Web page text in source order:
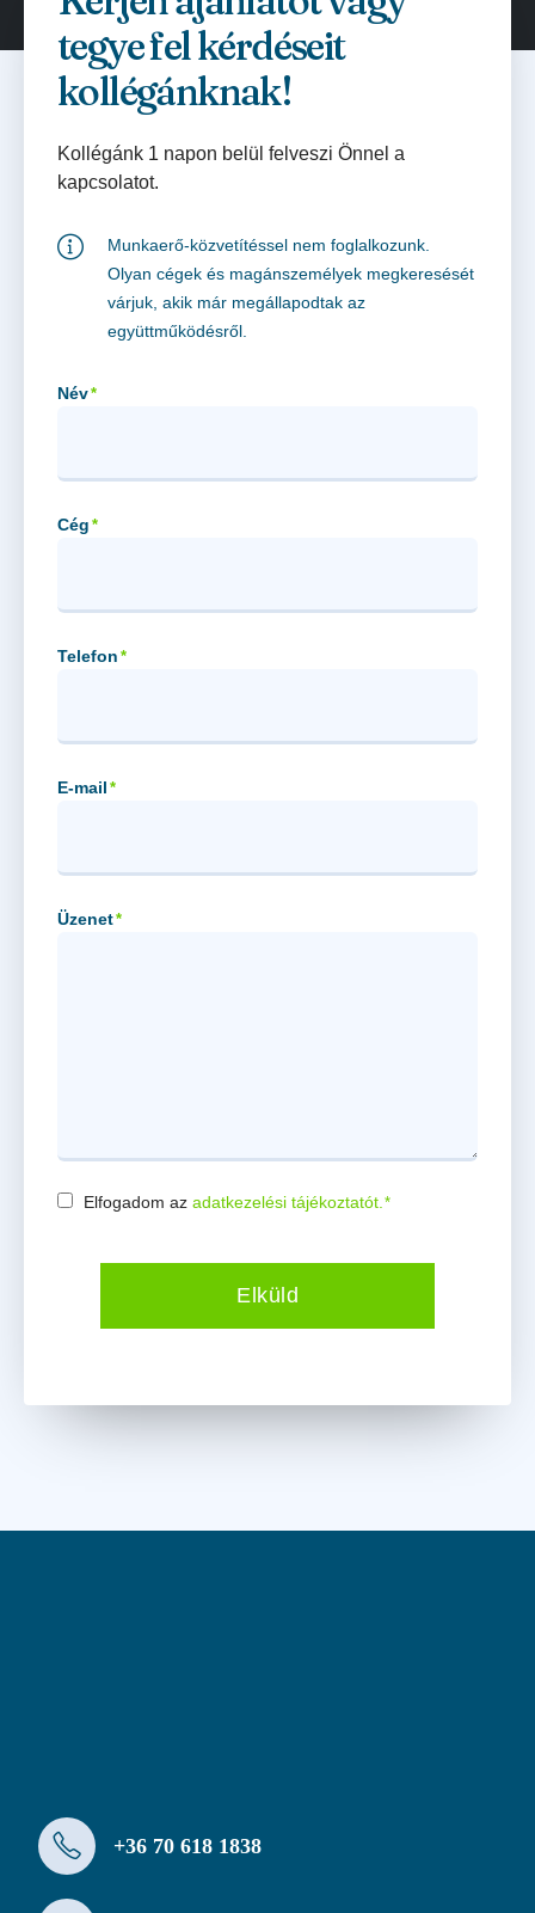
tegye fel kérdéseit
kollégánknak!
Kollégánk 1 napon belül felveszi Önnel a
kapcsolatot.
Munkaerő-közvetítéssel nem foglalkozunk.
Olyan cégek és magánszemélyek megkeresését
várjuk, akik már megállapodtak az
együttműködésről.
Név*
Cég *
Telefon *
E-mail *
Üzenet*
Consent*
Elfogadom az adatkezelési tájékoztatót. *
Elküld
+36 70 618 1838